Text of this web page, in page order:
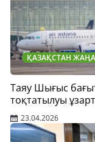
ҚАЗАҚСТАН
Таяу Шығыс
тоқтатылуы
23.04.2026